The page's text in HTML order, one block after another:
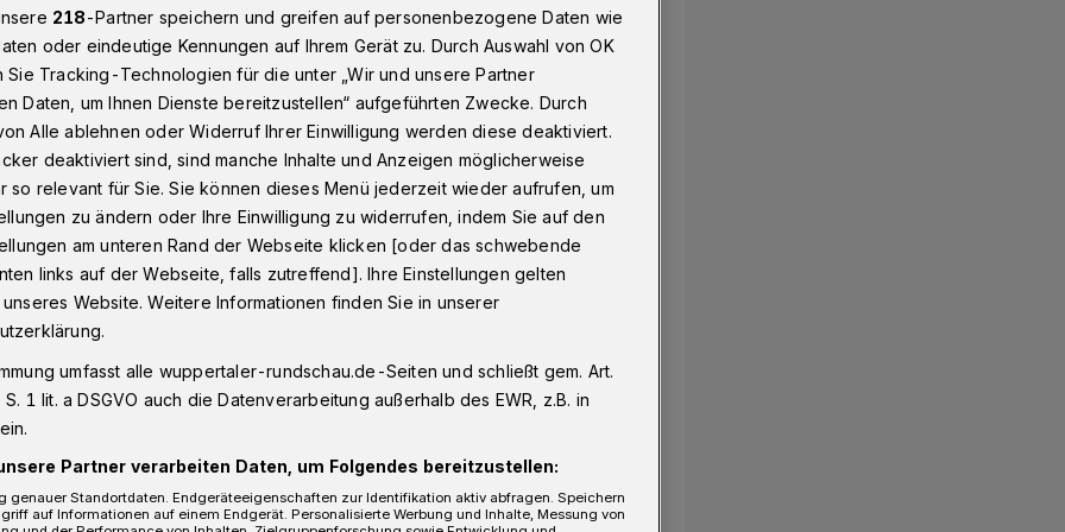
Boot
Boot
in den Kreisen Wuppertal, Solingen und
an einem Strang", so Harry Gohr,
Wuppertal. Jetzt fusionieren alle drei
218-Partner speichern und greifen auf personenbezogene Daten wie
oder eindeutige Kennungen auf Ihrem Gerät zu. Durch Auswahl von OK
Sie Tracking-Technologien für die unter „Wir und unsere Partner
Daten, um Ihnen Dienste bereitzustellen“ aufgeführten Zwecke. Durch
Alle ablehnen oder Widerruf Ihrer Einwilligung werden diese deaktiviert.
deaktiviert sind, sind manche Inhalte und Anzeigen möglicherweise
so relevant für Sie. Sie können dieses Menü jederzeit wieder aufrufen, um
zu ändern oder Ihre Einwilligung zu widerrufen, indem Sie auf den
am unteren Rand der Webseite klicken [oder das schwebende
links auf der Webseite, falls zutreffend]. Ihre Einstellungen gelten
Website. Weitere Informationen finden Sie in unserer
umfasst alle wuppertaler-rundschau.de-Seiten und schließt gem. Art.
1 lit. a DSGVO auch die Datenverarbeitung außerhalb des EWR, z.B. in
Partner verarbeiten Daten, um Folgendes bereitzustellen:
genauer Standortdaten. Endgeräteeigenschaften zur Identifikation aktiv abfragen. Speichern
auf Informationen auf einem Endgerät. Personalisierte Werbung und Inhalte, Messung von